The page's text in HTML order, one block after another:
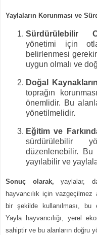
Yaylaların Korunması ve
Sürdürülebilir
yönetimi için
belirlenmesi
uygun olmalı ve
Doğal
toprağın
önemlidir. Bu
yönetilmelidir.
Eğitim ve
sürdürülebilir
düzenlenebilir.
yayılabilir ve
Sonuç olarak,yaylalar,
hayvancılık için vazgeçilmez
bir şekilde kullanılması, bu
Yayla hayvancılığı, yerel
sahiptir ve bu alanların doğru